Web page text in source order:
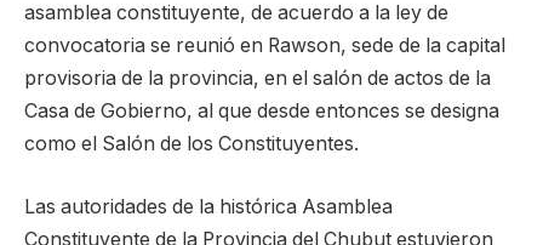
asamblea constituyente, de acuerdo a la ley de
convocatoria se reunió en Rawson, sede de la capital
provisoria de la provincia, en el salón de actos de la
Casa de Gobierno, al que desde entonces se designa
como el Salón de los Constituyentes.
Las autoridades de la histórica Asamblea
Constituyente de la Provincia del Chubut estuvieron